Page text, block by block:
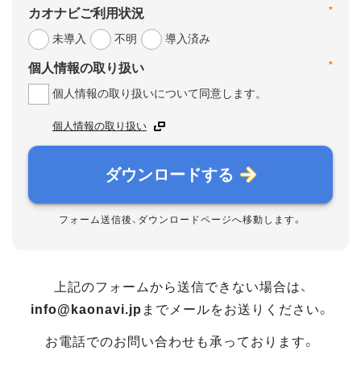
*
カオナビご利用状況
未導入
不明 導入済み
*
個人情報の取り扱い
個人情報の取り扱いについて同意します。
個人情報の取り扱い
ダウンロードする
フォーム送信後、ダウンロードページへ移動します。
上記のフォームから送信できない場合は、
info@kaonavi.jp までメールをお送りください。
お電話でのお問い合わせも承っております。